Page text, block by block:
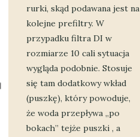
rurki, skąd podawana jest na
kolejne prefiltry. W
przypadku filtra DI w
rozmiarze 10 cali sytuacja
wygląda podobnie. Stosuje
się tam dodatkowy wkład
(puszkę), który powoduje,
że woda przepływa „po
bokach” tejże puszki , a